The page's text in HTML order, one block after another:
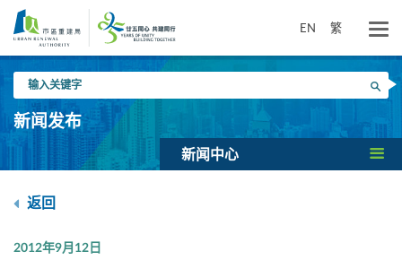
要
EN 繁
入
关
键
搜寻
新闻发布
新闻中心
返回
2012年9月12日